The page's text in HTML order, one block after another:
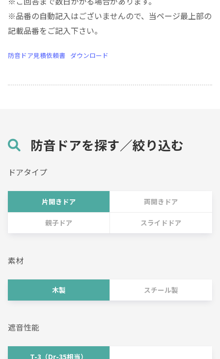
※品番の自動記入はございませんので、当ページ最上部の
記載品番をご記入下さい。
防音ドア見積依頼書 ダウンロード
防音ドアを探す／絞り込む
ドアタイプ
片開きドア 両開きドア
親子ドア スライドドア
素材
木製 スチール製
遮音性能
T-3（Dr-35相当）